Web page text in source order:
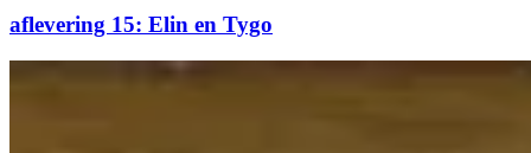
aflevering 15: Elin en Tygo